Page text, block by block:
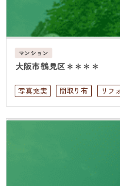
マンション
大阪市鶴見区＊＊＊＊
写真充実 間取り有
リフ
駅徒歩10分以内
高層階